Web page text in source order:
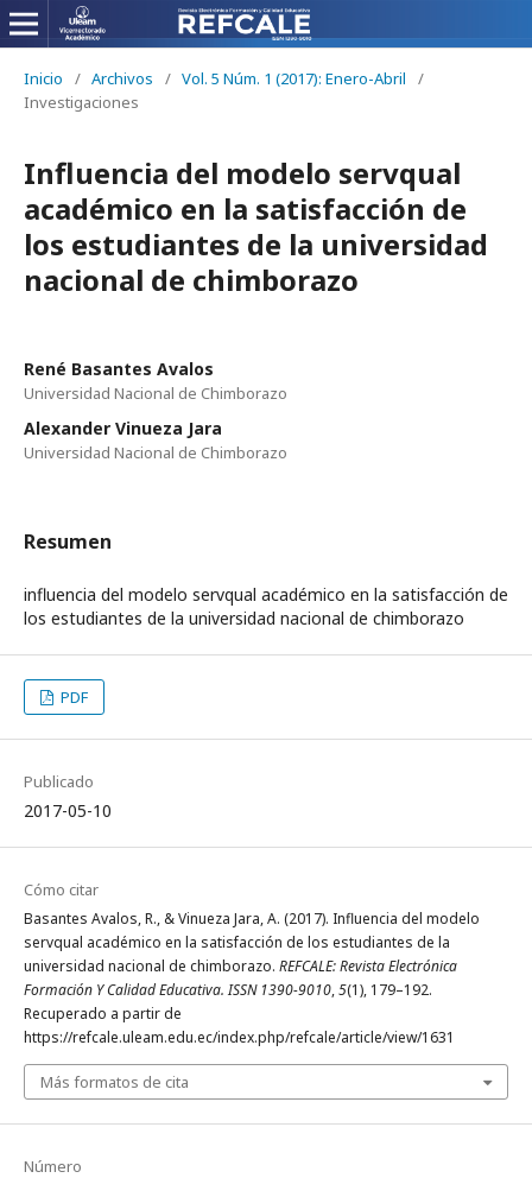
Inicio / Archivos / Vol. 5 Núm. 1 (2017): Enero-Abril
/
Investigaciones
Influencia del modelo servqual
académico en la satisfacción de
los estudiantes de la universidad
nacional de chimborazo
René Basantes Avalos
Universidad Nacional de Chimborazo
Alexander Vinueza Jara
Universidad Nacional de Chimborazo
Resumen
influencia del modelo servqual académico en la satisfacción de
los estudiantes de la universidad nacional de chimborazo
PDF
Publicado
2017-05-10
Cómo citar
Basantes Avalos, R., & Vinueza Jara, A. (2017). Influencia del modelo
servqual académico en la satisfacción de los estudiantes de la
universidad nacional de chimborazo. REFCALE: Revista Electrónica
Formación Y Calidad Educativa. ISSN 1390-9010,5(1), 179–192.
Recuperado a partir de
https://refcale.uleam.edu.ec/index.php/refcale/article/view/1631
Más formatos de cita
Número